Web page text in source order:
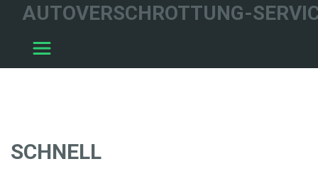
AUTOVERSCHROTTUNG-
SCHNELL